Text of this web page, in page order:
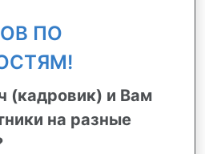
ПО
(кадровик) и Вам
на разные